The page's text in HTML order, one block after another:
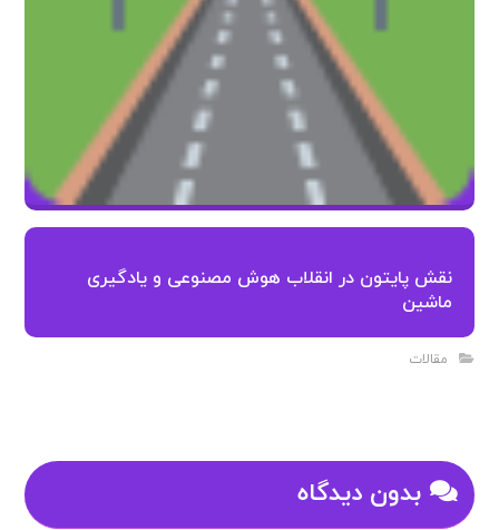
نقش پایتون در انقلاب هوش مصنوعی و یادگیری
ماشین
مقالات
بدون دیدگاه